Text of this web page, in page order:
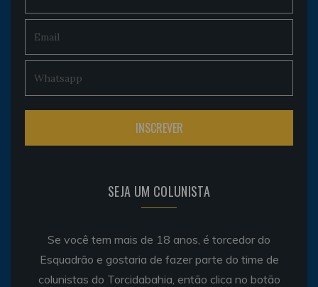
SEJA UM COLUNISTA
Se você tem mais de 18 anos, é torcedor do
Esquadrão e gostaria de fazer parte do time de
colunistas do Torcidabahia, então clica no botão